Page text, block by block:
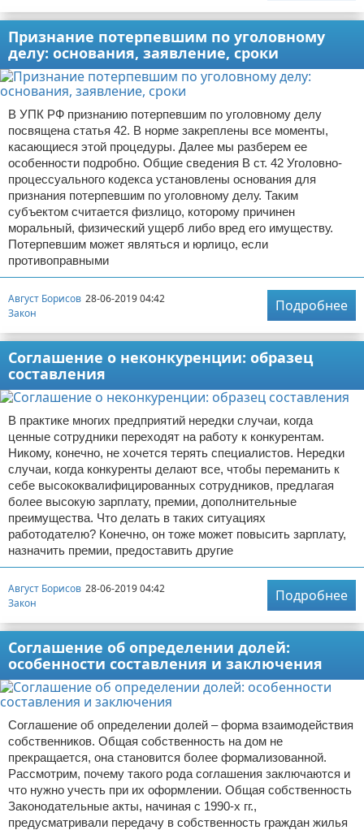
Признание потерпевшим по уголовному
делу: основания, заявление, сроки
В УПК РФ признанию потерпевшим по уголовному делу
посвящена статья 42. В норме закреплены все моменты,
касающиеся этой процедуры. Далее мы разберем ее
особенности подробно. Общие сведения В ст. 42 Уголовно-
процессуального кодекса установлены основания для
признания потерпевшим по уголовному делу. Таким
субъектом считается физлицо, которому причинен
моральный, физический ущерб либо вред его имуществу.
Потерпевшим может являться и юрлицо, если
противоправными
Август Борисов 28-06-2019 04:42
Закон
Подробнее
Соглашение о неконкуренции: образец
составления
В практике многих предприятий нередки случаи, когда
ценные сотрудники переходят на работу к конкурентам.
Никому, конечно, не хочется терять специалистов. Нередки
случаи, когда конкуренты делают все, чтобы переманить к
себе высококвалифицированных сотрудников, предлагая
более высокую зарплату, премии, дополнительные
преимущества. Что делать в таких ситуациях
работодателю? Конечно, он тоже может повысить зарплату,
назначить премии, предоставить другие
Август Борисов 28-06-2019 04:42
Закон
Подробнее
Соглашение об определении долей:
особенности составления и заключения
Соглашение об определении долей – форма взаимодействия
собственников. Общая собственность на дом не
прекращается, она становится более формализованной.
Рассмотрим, почему такого рода соглашения заключаются и
что нужно учесть при их оформлении. Общая собственность
Законодательные акты, начиная с 1990-х гг.,
предусматривали передачу в собственность граждан жилья